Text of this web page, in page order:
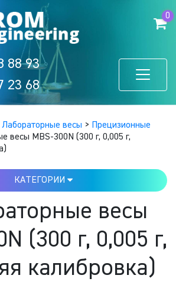
0
88 93
23 68
Лабораторные весы > Прецизионные
весы MBS-300N (300 г, 0,005 г,
КАТЕГОРИИ
весы
(300 г, 0,005 г,
калибровка)